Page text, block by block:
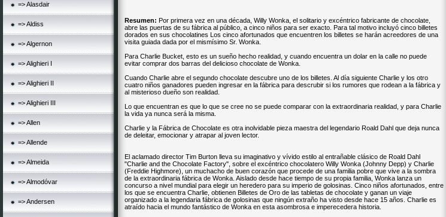
=> Alasdair
=> Aldiss
=> Algernon
=> Alighieri I
=> Alighieri II
=> Alighieri III
=> Allen
=> Allende
=> Almeida
=> Almodóvar
=> Andersen
Resumen: Por primera vez en una década, Willy Wonka, el solitario y excéntrico fabricante de chocolate,
abre las puertas de su fábrica al público, a cinco niños para ser exacto. Para tal motivo incluyó cinco billetes
dorados en sus chocolatines Los cinco afortunados que encuentren los billetes se harán acreedores de una
visita guiada dada por el mismísimo Sr. Wonka.
Para Charlie Bucket, esto es un sueño hecho realidad, y cuando encuentra un dolar en la calle no puede
evitar comprar dos barras del delicioso chocolate de Wonka.
Cuando Charlie abre el segundo chocolate descubre uno de los billetes. Al día siguiente Charlie y los otro
cuatro niños ganadores pueden ingresar en la fábrica para descrubir si los rumores que rodean a la fábrica y
al misterioso dueño son realidad.
Lo que encuentran es que lo que se cree no se puede comparar con la extraordinaria realidad, y para Charlie
la vida ya nunca será la misma.
Charlie y la Fábrica de Chocolate es otra inolvidable pieza maestra del legendario Roald Dahl que deja nunca
de deleitar, emocionar y atrapar al joven lector.
El aclamado director Tim Burton lleva su imaginativo y vívido estilo al entrañable clásico de Roald Dahl
"Charlie and the Chocolate Factory", sobre el excéntrico chocolatero Willy Wonka (Johnny Depp) y Charlie
(Freddie Highmore), un muchacho de buen corazón que procede de una familia pobre que vive a la sombra
de la extraordinaria fábrica de Wonka. Aislado desde hace tiempo de su propia familia, Wonka lanza un
concurso a nivel mundial para elegir un heredero para su imperio de golosinas. Cinco niños afortunados, entre
los que se encuentra Charlie, obtienen Billetes de Oro de las tabletas de chocolate y ganan un viaje
organizado a la legendaria fábrica de golosinas que ningún extraño ha visto desde hace 15 años. Charlie es
atraído hacia el mundo fantástico de Wonka en esta asombrosa e imperecedera historia.